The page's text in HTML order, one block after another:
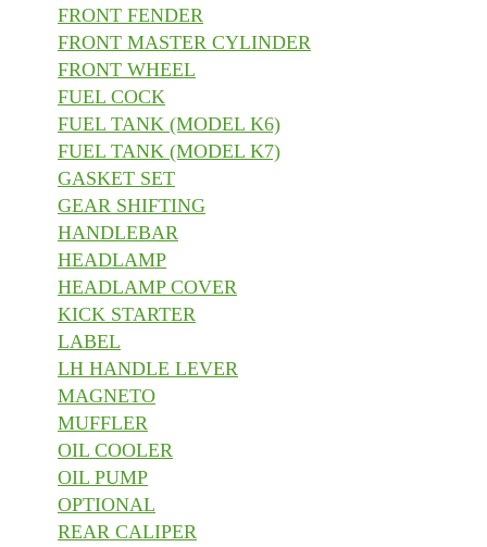
FRONT FENDER
FRONT MASTER CYLINDER
FRONT WHEEL
FUEL COCK
FUEL TANK (MODEL K6)
FUEL TANK (MODEL K7)
GASKET SET
GEAR SHIFTING
HANDLEBAR
HEADLAMP
HEADLAMP COVER
KICK STARTER
LABEL
LH HANDLE LEVER
MAGNETO
MUFFLER
OIL COOLER
OIL PUMP
OPTIONAL
REAR CALIPER